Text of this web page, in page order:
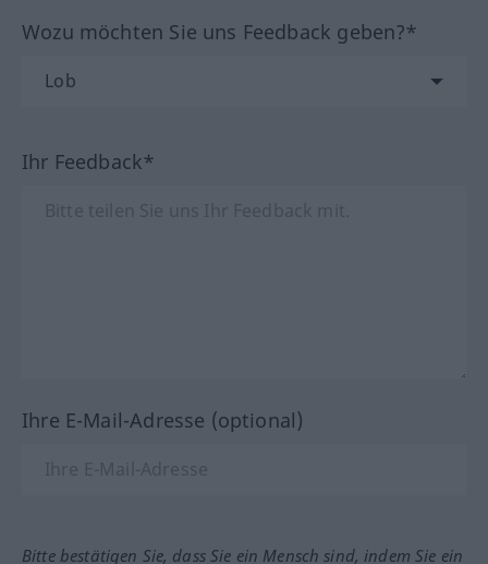
Wozu möchten Sie uns Feedback geben?*
Ihr Feedback*
Ihre E-Mail-Adresse (optional)
Bitte bestätigen Sie, dass Sie ein Mensch sind, indem Sie ein